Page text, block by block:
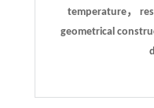
temperature，
geometrical